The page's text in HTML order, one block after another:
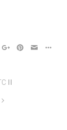
III